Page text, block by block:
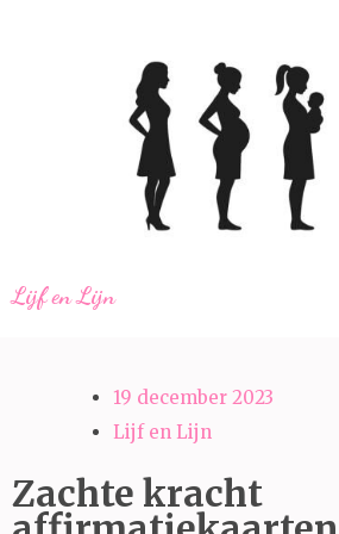
Lijf en Lijn
19 december 2023
Lijf en Lijn
Zachte kracht